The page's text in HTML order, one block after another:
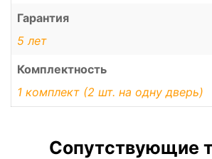
Гарантия
5 лет
Комплектность
1 комплект (2 шт. на одну дверь)
Сопутствующие